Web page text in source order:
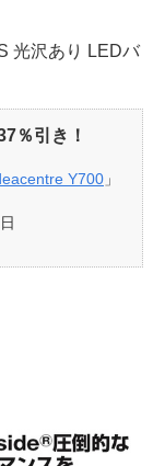
光沢あり LEDバ
％引き！
Y700 」